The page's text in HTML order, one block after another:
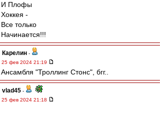
И Плофы
Хоккея -
Все только
Начинается!!!
Карелин -
25 фев 2024 21:19
Ансамбля "Троллинг Стонс", бгг..
vlad45 -
25 фев 2024 21:18